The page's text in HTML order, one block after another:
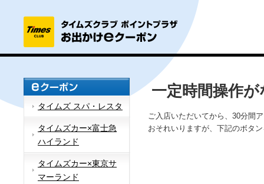
タイムズ スパ・レスタ
タイムズカー×富士急
ハイランド
タイムズカー×東京サ
マーランド
一定時間操作
ご入店いただいてから、30分間
おそれいりますが、下記のボタ